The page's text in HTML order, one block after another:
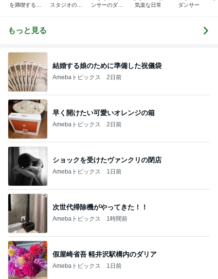
を満喫するブ
スタジオのブ
ンサーのダン
気楽な日常
ダンサー
もっと見る
結婚する娘のために準備した祝儀袋
Amebaトピックス 2日前
早く開けたい可愛いオレンジの箱
Amebaトピックス 2日前
ショックを受けたヴァンクリの閉店
Amebaトピックス 1日前
次世代掃除機がやってきた！！
Amebaトピックス 1時間前
假屋崎省吾 軽井沢駅構内のダリア
Amebaトピックス 1日前